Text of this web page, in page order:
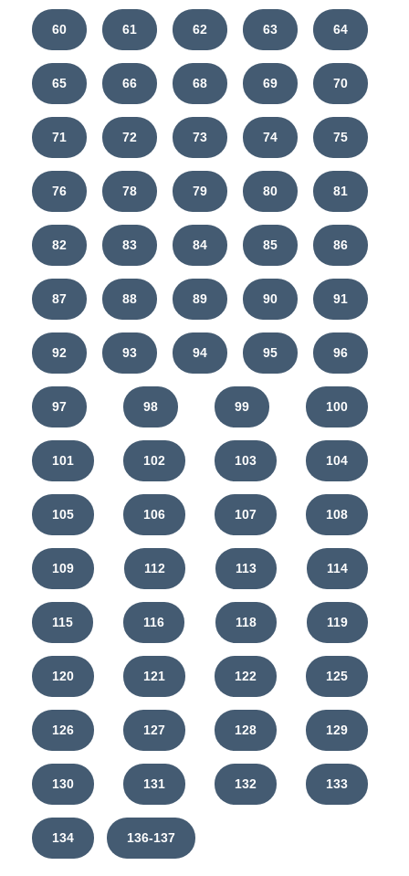
60 61 62 63 64
65 66 68 69 70
71 72 73 74 75
76 78 79 80 81
82 83 84 85 86
87 88 89 90 91
92 93 94 95 96
97 98 99 100
101 102 103 104
105 106 107 108
109 112 113 114
115 116 118 119
120 121 122 125
126 127 128 129
130 131 132 133
134 136-137